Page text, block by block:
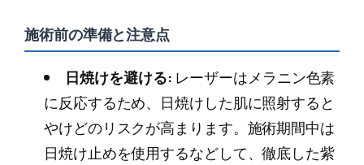
施術前の準備と注意点
日焼けを避ける: レーザーはメラニン色素
に反応するため、日焼けした肌に照射すると
やけどのリスクが高まります。施術期間中は
日焼け止めを使用するなどして、徹底した紫